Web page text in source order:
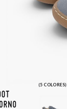
(5 COLORES)